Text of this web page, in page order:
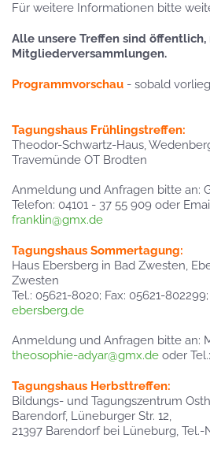
Für weitere Informationen bitte
Alle unsere Treffen sind
Mitgliederversammlungen.
Programmvorschau - sobald
Tagungshaus Frühlingstreffen:
Theodor-Schwartz-Haus,
Travemünde OT Brodten
Anmeldung und Anfragen bitte an:
Telefon: 04101 - 37 55 909 oder
franklin@gmx.de
Tagungshaus Sommertagung:
Haus Ebersberg in Bad Zwesten,
Zwesten
Tel.: 05621-8020; Fax: 05621-
ebersberg.de
Anmeldung und Anfragen bitte an:
theosophie-adyar@gmx.de oder
Tagungshaus Herbsttreffen:
Bildungs- und Tagungszentrum
Barendorf, Lüneburger Str. 12,
21397 Barendorf bei Lüneburg, Tel.-